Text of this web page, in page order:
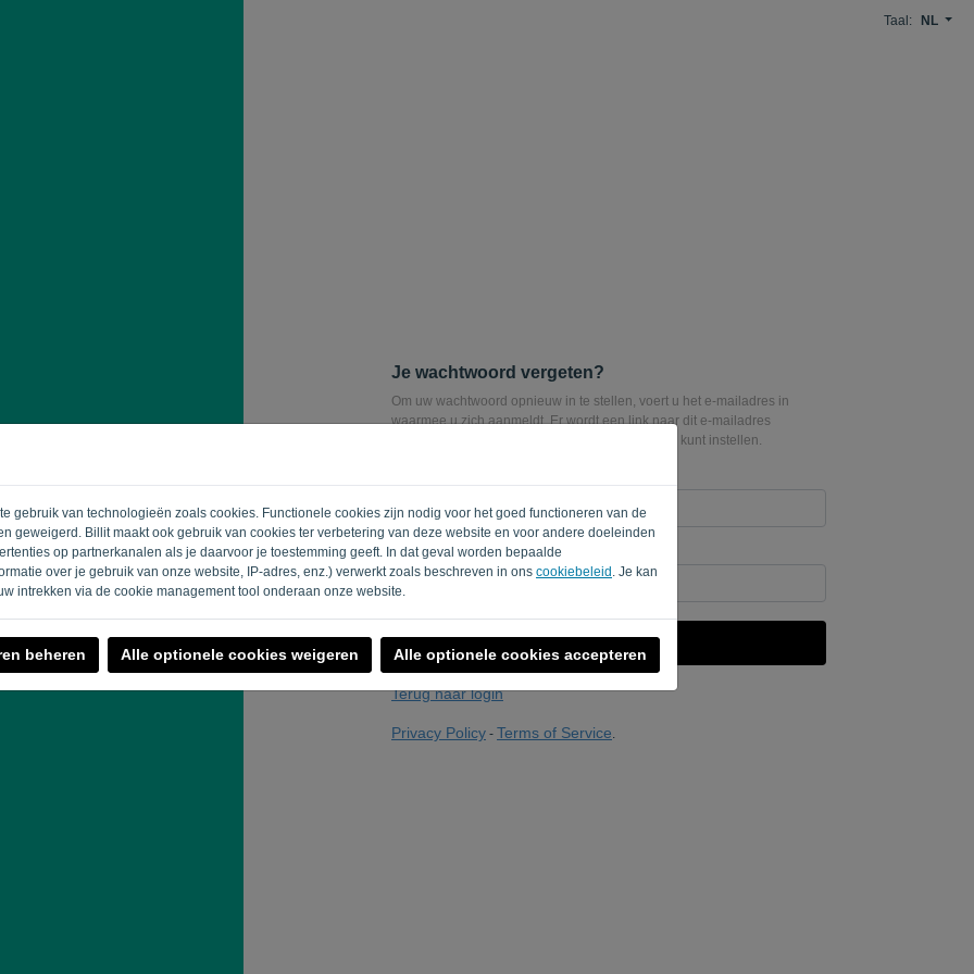
gebruik van technologieën zoals cookies. Functionele cookies zijn nodig voor het goed functioneren van de
geweigerd. Billit maakt ook gebruik van cookies ter verbetering van deze website en voor andere doeleinden
op partnerkanalen als je daarvoor je toestemming geeft. In dat geval worden bepaalde
over je gebruik van onze website, IP-adres, enz.) verwerkt zoals beschreven in ons cookiebeleid . Je kan
intrekken via de cookie management tool onderaan onze website.
beheren Alle optionele cookies weigeren Alle optionele cookies accepteren
Taal: NL
Je wachtwoord vergeten?
Om uw wachtwoord opnieuw in te stellen, voert u het e-mailadres in
waarmee u zich aanmeldt. Er wordt een link naar dit e-mailadres
verzonden, waarmee u uw wachtwoord opnieuw kunt instellen.
Geen robot? Vul dan ' ' in.
VERSTUUR LINK
Terug naar login
Privacy Policy - Terms of Service